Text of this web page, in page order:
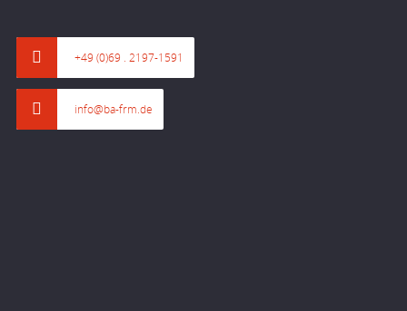
+49 (0)69 . 2197-1591
info@ba-frm.de